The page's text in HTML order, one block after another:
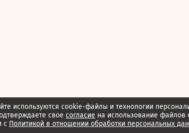
используются cookie-файлы и технологии
свое согласие на использование файлов
с Политикой в отношении обработки персональных